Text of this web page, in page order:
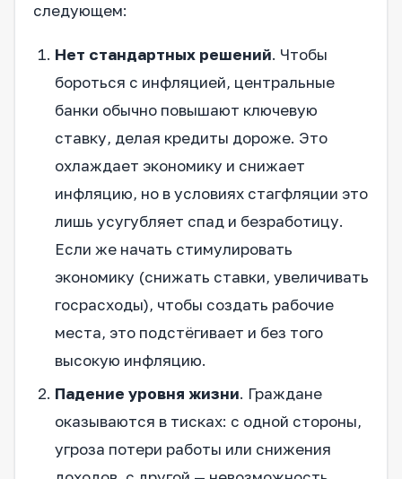
следующем:
Нет стандартных решений. Чтобы
бороться с инфляцией, центральные
банки обычно повышают ключевую
ставку, делая кредиты дороже. Это
охлаждает экономику и снижает
инфляцию, но в условиях стагфляции это
лишь усугубляет спад и безработицу.
Если же начать стимулировать
экономику (снижать ставки, увеличивать
госрасходы), чтобы создать рабочие
места, это подстёгивает и без того
высокую инфляцию.
Падение уровня жизни. Граждане
оказываются в тисках: с одной стороны,
угроза потери работы или снижения